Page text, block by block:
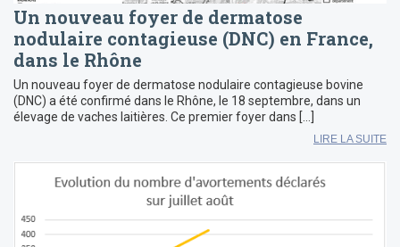
Un nouveau foyer de dermatose
nodulaire contagieuse (DNC) en France,
dans le Rhône
Un nouveau foyer de dermatose nodulaire contagieuse bovine
(DNC) a été confirmé dans le Rhône, le 18 septembre, dans un
élevage de vaches laitières. Ce premier foyer dans […]
LIRE LA SUITE